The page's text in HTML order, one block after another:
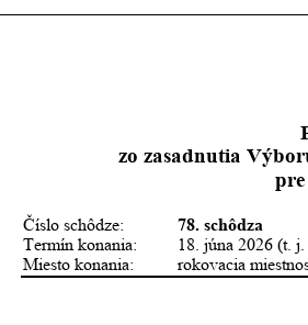
zo zasadnutia
Číslo schôdze:
78. schôdza
Termín konania:
18. júna 2026 (t.
Miesto konania:
rokovacia